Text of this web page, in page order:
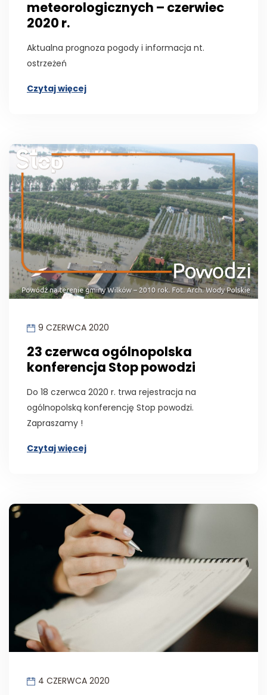
meteorologicznych – czerwiec
2020 r.
Aktualna prognoza pogody i informacja nt.
ostrzeżeń
Czytaj więcej
9 CZERWCA 2020
23 czerwca ogólnopolska
konferencja Stop powodzi
Do 18 czerwca 2020 r. trwa rejestracja na
ogólnopolską konferencję Stop powodzi.
Zapraszamy !
Czytaj więcej
4 CZERWCA 2020